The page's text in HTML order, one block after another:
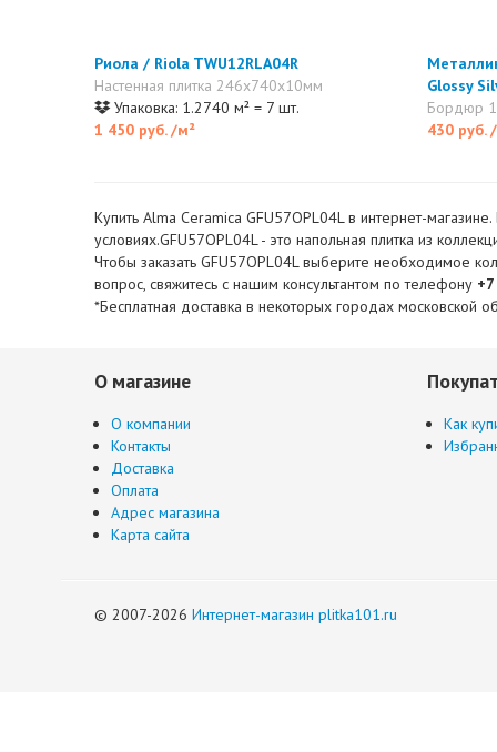
Риола / Riola TWU12RLA04R
Настенная плитка 246x740x10мм
Упаковка: 1.2740 м² = 7 шт.
1 450 руб./м²
Glossy
Бордюр
430 руб.
Купить Alma Ceramica GFU57OPL04L в интернет-
условиях.GFU57OPL04L - это напольная плитка из
Чтобы заказать GFU57OPL04L выберите необходимое
вопрос, свяжитесь с нашим консультантом по телефону
*Бесплатная доставка в некоторых городах московской
О магазине
О компании
Контакты
Доставка
Оплата
Адрес магазина
Карта сайта
Как
© 2007-2026 Интернет-магазин plitka101.ru